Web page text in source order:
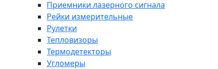
Приемники лазерного сигнала
Рейки измерительные
Рулетки
Тепловизоры
Термодетекторы
Угломеры